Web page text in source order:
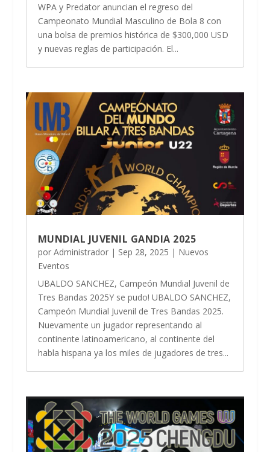
WPA y Predator anuncian el regreso del
Campeonato Mundial Masculino de Bola 8 con
una bolsa de premios histórica de $300,000 USD
y nuevas reglas de participación. El...
MUNDIAL JUVENIL GANDIA 2025
por Administrador| Sep 28, 2025 | Nuevos
Eventos
UBALDO SANCHEZ, Campeón Mundial Juvenil de
Tres Bandas 2025Y se pudo! UBALDO SANCHEZ,
Campeón Mundial Juvenil de Tres Bandas 2025.
Nuevamente un jugador representando al
continente latinoamericano, al continente del
habla hispana ya los miles de jugadores de tres...